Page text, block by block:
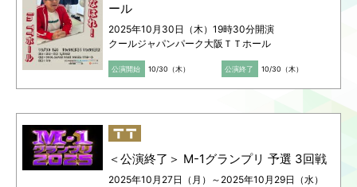
ール
2025年10月30日（木）19時30分開演
クールジャパンパーク大阪ＴＴホール
公演開始 10/30（木） 公演終了 10/30（木）
＜公演終了＞ M-1グランプリ 予選 3回戦
2025年10月27日（月）～2025年10月29日（水）